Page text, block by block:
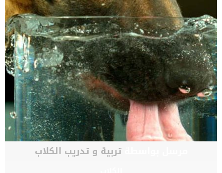
مرسل بواسطةتربية و تدريب الكلاب